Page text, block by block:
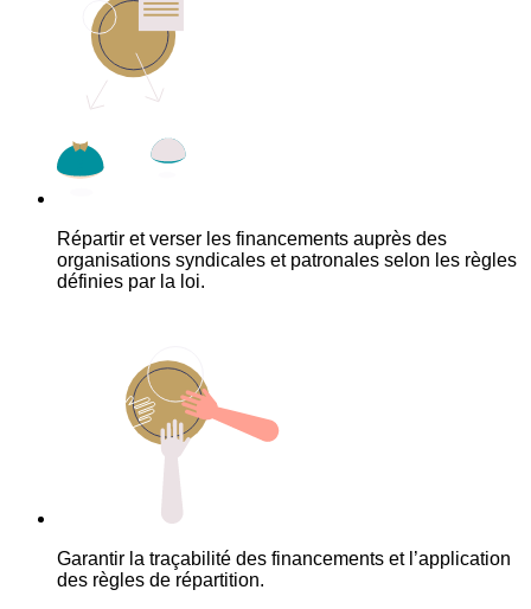
Répartir et verser les financements auprès des
organisations syndicales et patronales selon les règles
définies par la loi.
Garantir la traçabilité des financements et l’application
des règles de répartition.